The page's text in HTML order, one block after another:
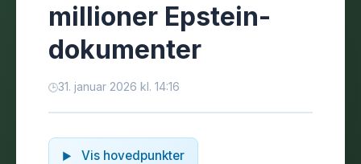
millioner Epstein-
dokumenter
31. januar 2026 kl. 14:16
Vis hovedpunkter